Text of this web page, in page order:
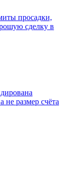
просадки,
сделку в
не размер счёта